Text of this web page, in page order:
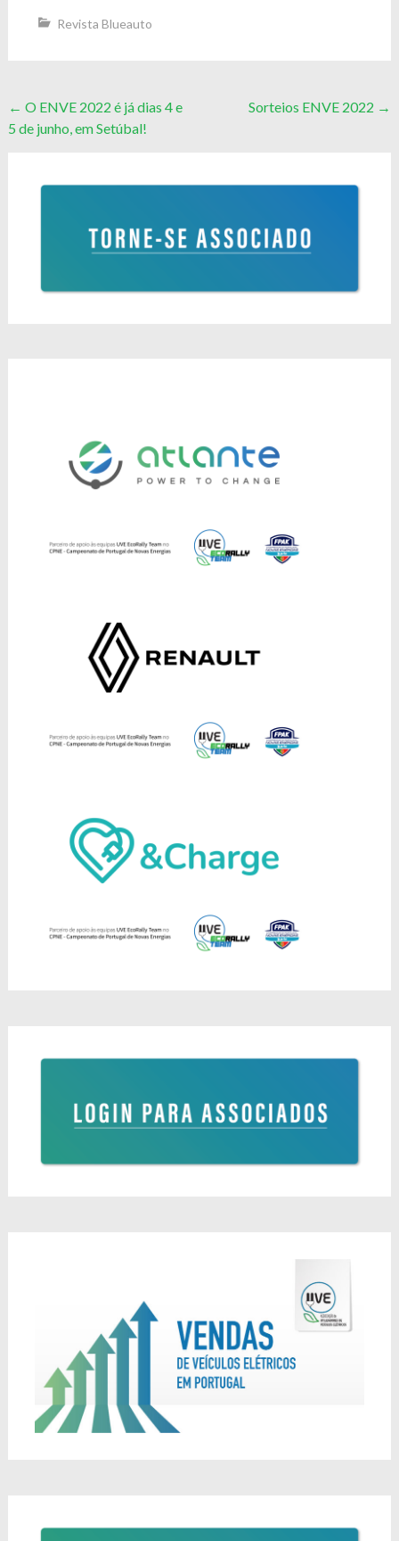
Revista Blueauto
Post
navigation
← O ENVE 2022 é já dias 4 e
5 de junho, em Setúbal!
Sorteios ENVE 2022 →